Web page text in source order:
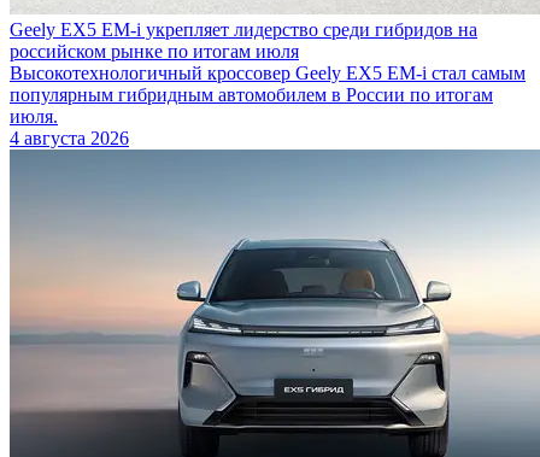
Geely EX5 EM-i укрепляет лидерство среди гибридов на
российском рынке по итогам июля
Высокотехнологичный кроссовер Geely EX5 EM-i стал самым
популярным гибридным автомобилем в России по итогам
июля.
4 августа 2026